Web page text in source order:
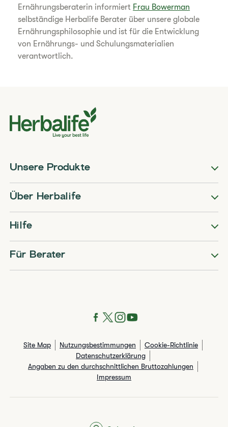
Ernährungsberaterin informiert Frau Bowerman
selbständige Herbalife Berater über unsere globale
Ernährungsphilosophie und ist für die Entwicklung
von Ernährungs- und Schulungsmaterialien
verantwortlich.
Unsere Produkte
Über Herbalife
Hilfe
Für Berater
Site Map Nutzungsbestimmungen
Cookie-Richtlinie
Datenschutzerklärung
Angaben zu den durchschnittlichen Bruttozahlungen​
Impressum